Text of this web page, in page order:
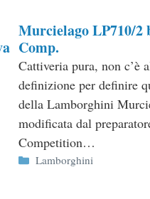
Murcielago LP710/2
Comp.
Cattiveria pura, non c’è
definizione per definire
della Lamborghini
modificata dal
Competition…
Categorie
Lamborghini